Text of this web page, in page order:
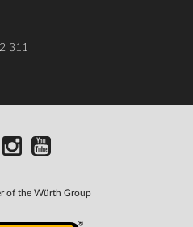
311
of the Würth Group